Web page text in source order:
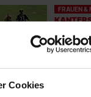
Cookies
FRAUEN &
DEN FC